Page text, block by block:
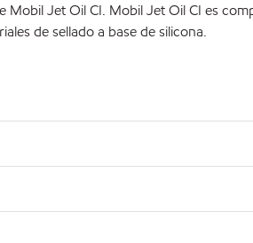
Jet Oil CI. Mobil Jet Oil CI es
de sellado a base de silicona.